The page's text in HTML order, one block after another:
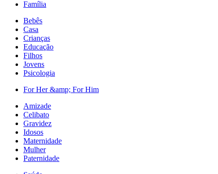
Família
Bebês
Casa
Crianças
Educação
Filhos
Jovens
Psicologia
For Her &amp; For Him
Amizade
Celibato
Gravidez
Idosos
Maternidade
Mulher
Paternidade